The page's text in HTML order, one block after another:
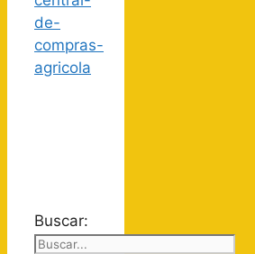
Buscar: